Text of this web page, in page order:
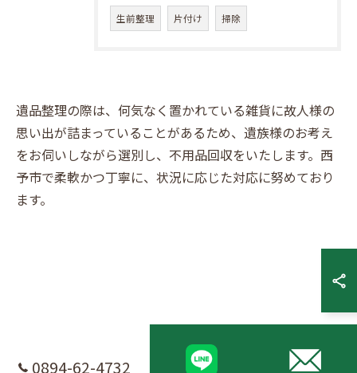
生前整理 片付け 掃除
遺品整理の際は、何気なく置かれている雑貨に故人様の
思い出が詰まっていることがあるため、遺族様のお考え
をお伺いしながら選別し、不用品回収をいたします。西
予市で柔軟かつ丁寧に、状況に応じた対応に努めており
ます。
0894-62-4732